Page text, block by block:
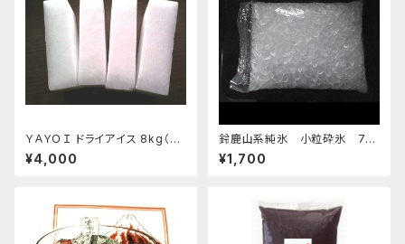
ＹＡＹＯＩ ドライアイス 8kg（出
荷時9kg弱）
¥4,000
鈴鹿山系純氷 小粒砕氷 7k
g
¥1,700